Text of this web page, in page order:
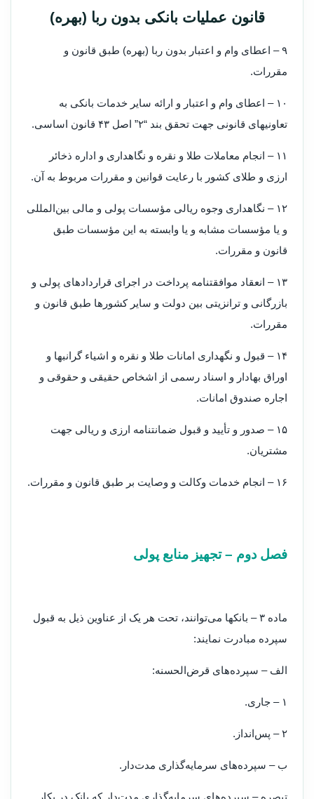
قانون عملیات بانکی بدون ربا (بهره)
۹ – اعطای وام و اعتبار بدون ربا (‌بهره) طبق قانون و
مقررات.
۱۰ – اعطای وام و اعتبار و ارائه سایر خدمات بانکی به
تعاونیهای قانونی جهت تحقق بند “۲” اصل ۴۳ قانون اساسی.
۱۱ – انجام معاملات طلا و نقره و نگاهداری و اداره ذخائر
ارزی و طلای کشور با رعایت قوانین و مقررات مربوط به آن.
۱۲ – نگاهداری وجوه ریالی مؤسسات پولی و مالی بین‌المللی
و یا مؤسسات مشابه و یا وابسته به این مؤسسات طبق
قانون و مقررات.
۱۳ – انعقاد موافقتنامه پرداخت در اجرای قراردادهای پولی و
بازرگانی و ترانزیتی بین دولت و سایر کشورها طبق قانون و
مقررات.
۱۴ – قبول و نگهداری امانات طلا و نقره و اشیاء گرانبها و
اوراق بهادار و اسناد رسمی از اشخاص حقیقی و حقوقی و
اجاره صندوق امانات.
۱۵ – صدور و تأیید و قبول ضمانتنامه ارزی و ریالی جهت
مشتریان.
۱۶ – انجام خدمات وکالت و وصایت بر طبق قانون و مقررات.
‌فصل دوم – تجهیز منابع پولی
‌ماده ۳ – بانکها می‌توانند، تحت هر یک از عناوین ذیل به قبول
سپرده مبادرت نمایند:
‌الف – سپرده‌های قرض‌الحسنه:
۱ – جاری.
۲ – پس‌انداز.
ب – سپرده‌های سرمایه‌گذاری مدت‌دار.
‌تبصره – سپرده‌های سرمایه‌گذاری مدت‌دار که بانک در بکار